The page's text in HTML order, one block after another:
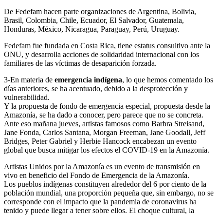
De Fedefam hacen parte organizaciones de Argentina, Bolivia,
Brasil, Colombia, Chile, Ecuador, El Salvador, Guatemala,
Honduras, México, Nicaragua, Paraguay, Perú, Uruguay.
Fedefam fue fundada en Costa Rica, tiene estatus consultivo ante la
ONU, y desarrolla acciones de solidaridad internacional con los
familiares de las víctimas de desaparición forzada.
3-En materia de emergencia indígena, lo que hemos comentado los
días anteriores, se ha acentuado, debido a la desprotección y
vulnerabilidad.
Y la propuesta de fondo de emergencia especial, propuesta desde la
Amazonía, se ha dado a conocer, pero parece que no se concreta.
Ante eso mañana jueves, artistas famosos como Barbra Streisand,
Jane Fonda, Carlos Santana, Morgan Freeman, Jane Goodall, Jeff
Bridges, Peter Gabriel y Herbie Hancock encabezan un evento
global que busca mitigar los efectos el COVID-19 en la Amazonía.
Artistas Unidos por la Amazonía es un evento de transmisión en
vivo en beneficio del Fondo de Emergencia de la Amazonía.
Los pueblos indígenas constituyen alrededor del 6 por ciento de la
población mundial, una proporción pequeña que, sin embargo, no se
corresponde con el impacto que la pandemia de coronavirus ha
tenido y puede llegar a tener sobre ellos. El choque cultural, la